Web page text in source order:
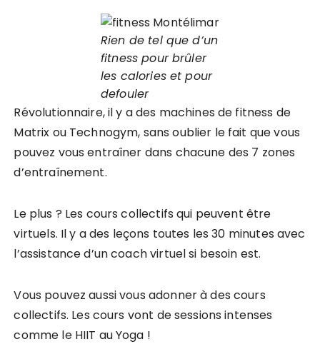
Rien de tel que d’un
fitness pour brûler
les calories et pour
defouler
Révolutionnaire, il y a des machines de fitness de
Matrix ou Technogym, sans oublier le fait que vous
pouvez vous entraîner dans chacune des 7 zones
d’entraînement.
Le plus ? Les cours collectifs qui peuvent être
virtuels. Il y a des leçons toutes les 30 minutes avec
l’assistance d’un coach virtuel si besoin est.
Vous pouvez aussi vous adonner à des cours
collectifs. Les cours vont de sessions intenses
comme le HIIT au Yoga !